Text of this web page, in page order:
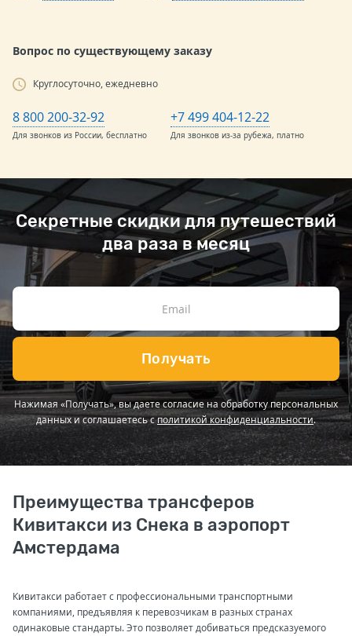
Вопрос по существующему заказу
Круглосуточно, ежедневно
8 800 200-32-92
Для звонков из России, бесплатно
+7 499 404-12-22
Для звонков из-за рубежа, платно
Секретные скидки для путешествий
два раза в месяц
Получать
Нажимая «Получать», вы даете согласие на обработку персональных
данных и соглашаетесь сполитикой конфиденциальности.
Преимущества трансферов
Кивитакси из Снека в аэропорт
Амстердама
Кивитакси работает с профессиональными транспортными
компаниями, предъявляя к перевозчикам в разных странах
одинаковые стандарты. Это позволяет добиваться предсказуемого